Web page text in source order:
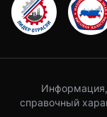
Информация,
справочный